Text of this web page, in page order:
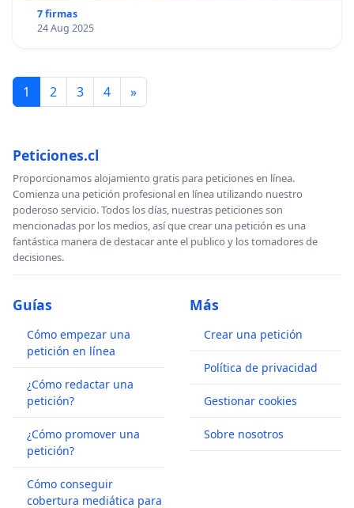
7 firmas
24 Aug 2025
1 2 3 4 »
Peticiones.cl
Proporcionamos alojamiento gratis para peticiones en línea.
Comienza una petición profesional en línea utilizando nuestro
poderoso servicio. Todos los días, nuestras peticiones son
mencionadas por los medios, así que crear una petición es una
fantástica manera de destacar ante el publico y los tomadores de
decisiones.
Guías
Cómo empezar una
petición en línea
¿Cómo redactar una
petición?
¿Cómo promover una
petición?
Cómo conseguir
cobertura mediática para
Más
Crear una petición
Política de privacidad
Gestionar cookies
Sobre nosotros